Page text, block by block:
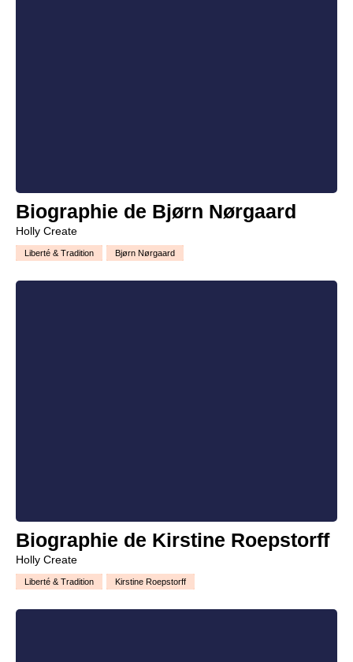
Biographie de Bjørn Nørgaard
Holly Create
Liberté & Tradition Bjørn Nørgaard
Biographie de Kirstine Roepstorff
Holly Create
Liberté & Tradition Kirstine Roepstorff